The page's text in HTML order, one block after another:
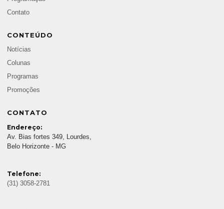
Contato
CONTEÚDO
Notícias
Colunas
Programas
Promoções
CONTATO
Endereço:
Av. Bias fortes 349, Lourdes,
Belo Horizonte - MG
Telefone:
(31) 3058-2781